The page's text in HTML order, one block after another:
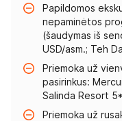
Papildomos
nepaminėtos
(šaudymas iš
USD/asm.; Teh
Priemoka už
pasirinkus:
Salinda Resort
Priemoka už